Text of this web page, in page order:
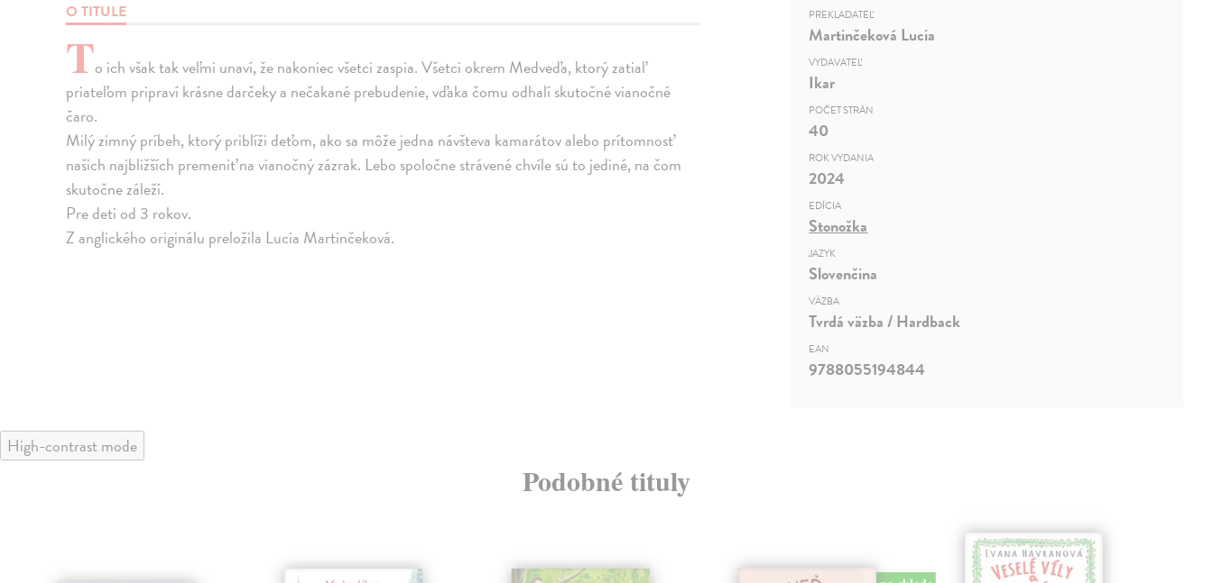
O TITULE
To ich však tak veľmi unaví, že nakoniec všetci zaspia. Všetci okrem Medveďa, ktorý zatiaľ
priateľom pripraví krásne darčeky a nečakané prebudenie, vďaka čomu odhalí skutočné vianočné
čaro.
Milý zimný príbeh, ktorý priblíži deťom, ako sa môže jedna návšteva kamarátov alebo prítomnosť
našich najbližších premeniť na vianočný zázrak. Lebo spoločne strávené chvíle sú to jediné, na čom
skutočne záleží.
Pre deti od 3 rokov.
Z anglického originálu preložila Lucia Martinčeková.
PREKLADATEĽ
Martinčeková Lucia
VYDAVATEĽ
Ikar
POČET STRÁN
40
ROK VYDANIA
2024
EDÍCIA
Stonožka
JAZYK
Slovenčina
VÄZBA
Tvrdá väzba / Hardback
EAN
9788055194844
High-contrast mode
Podobné tituly